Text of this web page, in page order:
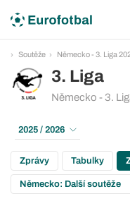
Soutěže Německo - 3. Liga
3. Liga
Německo - 3.
2025 / 2026
Zprávy Tabulky
Německo: Další soutěže